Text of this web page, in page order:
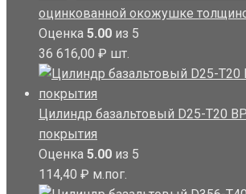
оцинкованной окожушке
Оценка 5.00 из 5
36 616,00 ₽ шт.
Цилиндр базальтовый D25-T20
покрытия
Оценка 5.00 из 5
114,40 ₽ м.пог.